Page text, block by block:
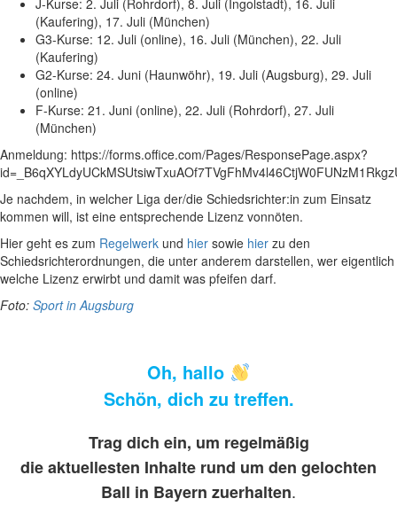
J-Kurse: 2. Juli (Rohrdorf), 8. Juli (Ingolstadt), 16. Juli
(Kaufering), 17. Juli (München)
G3-Kurse: 12. Juli (online), 16. Juli (München), 22. Juli
(Kaufering)
G2-Kurse: 24. Juni (Haunwöhr), 19. Juli (Augsburg), 29. Juli
(online)
F-Kurse: 21. Juni (online), 22. Juli (Rohrdorf), 27. Juli
(München)
Anmeldung: https://forms.office.com/Pages/ResponsePage.aspx?
Je nachdem, in welcher Liga der/die Schiedsrichter:in zum Einsatz
kommen will, ist eine entsprechende Lizenz vonnöten.
Hier geht es zum Regelwerk und hier sowie hier zu den
Schiedsrichterordnungen, die unter anderem darstellen, wer eigentlich
welche Lizenz erwirbt und damit was pfeifen darf.
Foto: Sport in Augsburg
Oh, hallo
Schön, dich zu treffen.
Trag dich ein, um regelmäßig
die aktuellesten Inhalte rund um den gelochten
Ball in Bayern zuerhalten.